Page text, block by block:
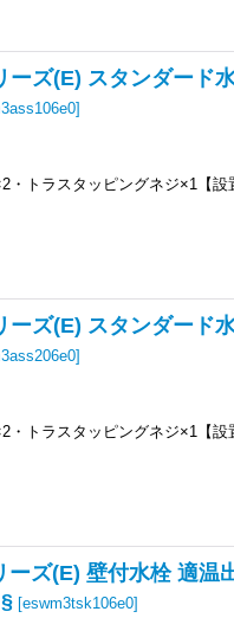
ズ(E) スタンダード
]
トラスタッピングネジ×1【
ズ(E) スタンダード
]
トラスタッピングネジ×1【
ズ(E) 壁付水栓 適温
[eswm3tsk106e0]